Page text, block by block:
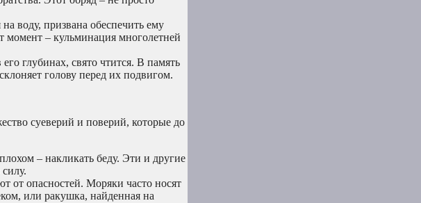
воду, призвана обеспечить ему
момент – кульминация многолетней
глубинах, свято чтится. В память
голову перед их подвигом.
суеверий и поверий, которые до
– накликать беду. Эти и другие
от опасностей. Моряки часто носят
или ракушка, найденная на